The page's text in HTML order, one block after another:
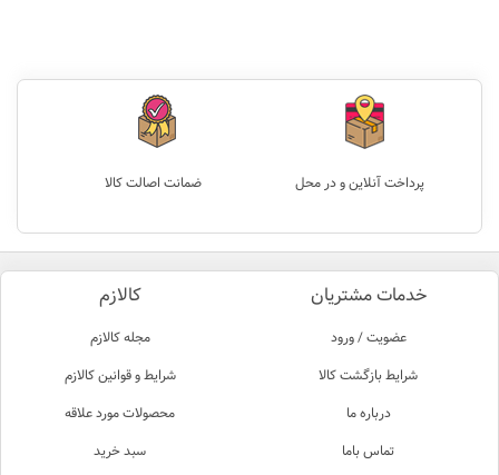
پرداخت آنلاین و در محل ضمانت اصالت کالا
خدمات مشتریان
عضویت / ورود
شرایط بازگشت کالا
درباره ما
تماس باما
کالازم
مجله کالازم
شرایط و قوانین کالازم
محصولات مورد علاقه
سبد خرید